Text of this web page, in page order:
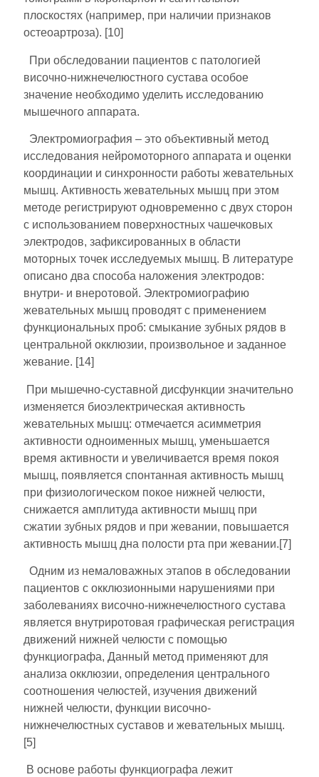
плоскостях (например, при наличии признаков
остеоартроза). [10]
При обследовании пациентов с патологией
височно-нижнечелюстного сустава особое
значение необходимо уделить исследованию
мышечного аппарата.
Электромиография – это объективный метод
исследования нейромоторного аппарата и оценки
координации и синхронности работы жевательных
мышц. Активность жевательных мышц при этом
методе регистрируют одновременно с двух сторон
с использованием поверхностных чашечковых
электродов, зафиксированных в области
моторных точек исследуемых мышц. В литературе
описано два способа наложения электродов:
внутри- и внеротовой. Электромиографию
жевательных мышц проводят с применением
функциональных проб: смыкание зубных рядов в
центральной окклюзии, произвольное и заданное
жевание. [14]
При мышечно-суставной дисфункции значительно
изменяется биоэлектрическая активность
жевательных мышц: отмечается асимметрия
активности одноименных мышц, уменьшается
время активности и увеличивается время покоя
мышц, появляется спонтанная активность мышц
при физиологическом покое нижней челюсти,
снижается амплитуда активности мышц при
сжатии зубных рядов и при жевании, повышается
активность мышц дна полости рта при жевании.[7]
Одним из немаловажных этапов в обследовании
пациентов с окклюзионными нарушениями при
заболеваниях височно-нижнечелюстного сустава
является внутриротовая графическая регистрация
движений нижней челюсти с помощью
функциографа, Данный метод применяют для
анализа окклюзии, определения центрального
соотношения челюстей, изучения движений
нижней челюсти, функции височно-
нижнечелюстных суставов и жевательных мышц.
[5]
В основе работы функциографа лежит